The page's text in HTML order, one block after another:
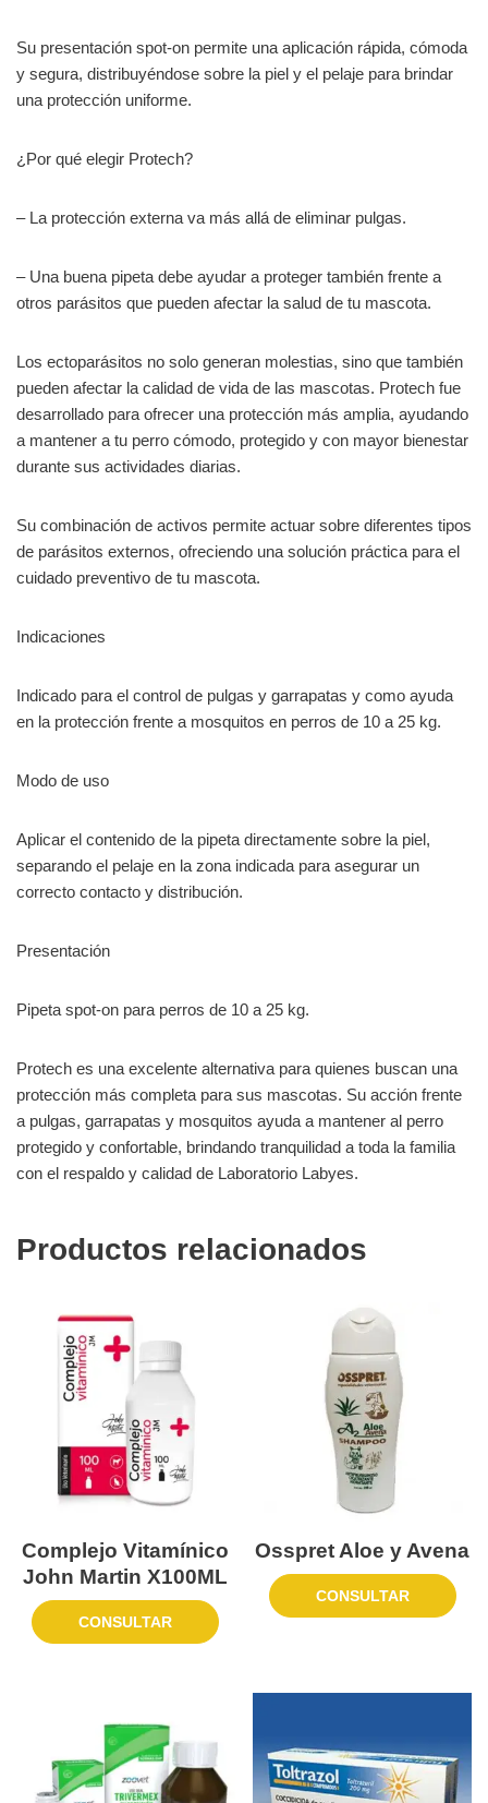
Su presentación spot-on permite una aplicación rápida, cómoda
y segura, distribuyéndose sobre la piel y el pelaje para brindar
una protección uniforme.
¿Por qué elegir Protech?
– La protección externa va más allá de eliminar pulgas.
– Una buena pipeta debe ayudar a proteger también frente a
otros parásitos que pueden afectar la salud de tu mascota.
Los ectoparásitos no solo generan molestias, sino que también
pueden afectar la calidad de vida de las mascotas. Protech fue
desarrollado para ofrecer una protección más amplia, ayudando
a mantener a tu perro cómodo, protegido y con mayor bienestar
durante sus actividades diarias.
Su combinación de activos permite actuar sobre diferentes tipos
de parásitos externos, ofreciendo una solución práctica para el
cuidado preventivo de tu mascota.
Indicaciones
Indicado para el control de pulgas y garrapatas y como ayuda
en la protección frente a mosquitos en perros de 10 a 25 kg.
Modo de uso
Aplicar el contenido de la pipeta directamente sobre la piel,
separando el pelaje en la zona indicada para asegurar un
correcto contacto y distribución.
Presentación
Pipeta spot-on para perros de 10 a 25 kg.
Protech es una excelente alternativa para quienes buscan una
protección más completa para sus mascotas. Su acción frente
a pulgas, garrapatas y mosquitos ayuda a mantener al perro
protegido y confortable, brindando tranquilidad a toda la familia
con el respaldo y calidad de Laboratorio Labyes.
Productos relacionados
Complejo Vitamínico
John Martin X100ML
CONSULTAR
Osspret Aloe y Avena
CONSULTAR